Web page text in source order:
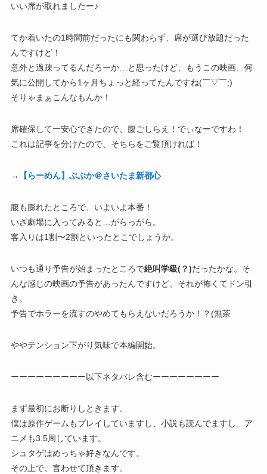
いい席が取れましたー♪
てか着いたの1時間前だったにも関わらず、席が選び放題だった
んですけど！
意外と過疎ってるんだろーか…と思ったけど、もうこの映画、何
気に公開してから1ヶ月ちょっと経ってたんですね(￣▽￣;)
そりゃまぁこんなもんか！
席確保して一安心できたので、腹ごしらえ！でぃなーですわ！
これは記事を分けたので、そちらをご覧頂ければ！
→ 【らーめん】ぶぶか＠さいたま新都心
腹も膨れたところで、いよいよ本番！
いざ劇場に入ってみると…がらっがら。
客入りは1割〜2割といったとこでしょうか。
いつも通り予告が始まったところで絶叫学級(？)だったかな。そ
んな感じの映画の予告があったんですけど、それが怖くてドン引
き。
予告でホラーを流すのやめてもらえないだろうか！？(無茶
ややテンション下がり気味で本編開始。
ーーーーーーーーー以下ネタバレ含むーーーーーーーー
まず最初にお断りしときます。
僕は原作ゲームもプレイしていますし、小説も読んでますし、ア
ニメも3.5周しています。
シュタゲはめっちゃ好きなんです。
その上で、言わせて頂きます。